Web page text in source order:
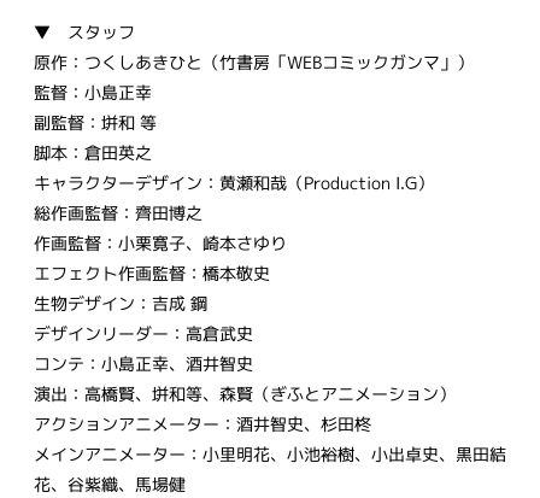
▼ スタッフ
原作：つくしあきひと（竹書房「WEBコミックガンマ」）
監督：小島正幸
副監督：垪和 等
脚本：倉田英之
キャラクターデザイン：黄瀬和哉（Production I.G）
総作画監督：齊田博之
作画監督：小栗寛子、崎本さゆり
エフェクト作画監督：橋本敬史
生物デザイン：吉成 鋼
デザインリーダー：高倉武史
コンテ：小島正幸、酒井智史
演出：高橋賢、垪和等、森賢（ぎふとアニメーション）
アクションアニメーター：酒井智史、杉田柊
メインアニメーター：小里明花、小池裕樹、小出卓史、黒田結
花、谷紫織、馬場健